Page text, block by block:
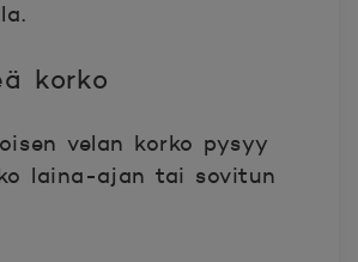
korko
velan korko pysyy
laina-ajan tai sovitun